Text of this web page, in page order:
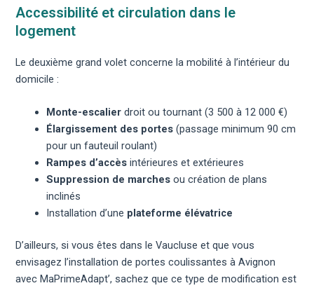
Accessibilité et circulation dans le
logement
Le deuxième grand volet concerne la mobilité à l’intérieur du
domicile :
Monte-escalier droit ou tournant (3 500 à 12 000 €)
Élargissement des portes (passage minimum 90 cm
pour un fauteuil roulant)
Rampes d’accès intérieures et extérieures
Suppression de marches ou création de plans
inclinés
Installation d’une plateforme élévatrice
D’ailleurs, si vous êtes dans le Vaucluse et que vous
envisagez l’installation deportes coulissantes à Avignon
avec MaPrimeAdapt’, sachez que ce type de modification est